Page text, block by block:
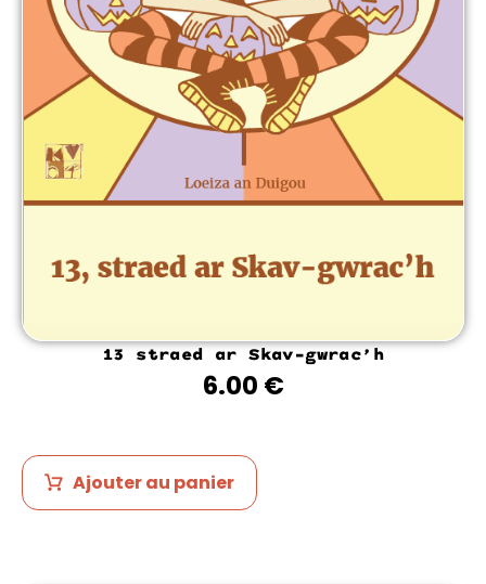
13 straed ar Skav-gwrac’h
6.00 €
Ajouter au panier